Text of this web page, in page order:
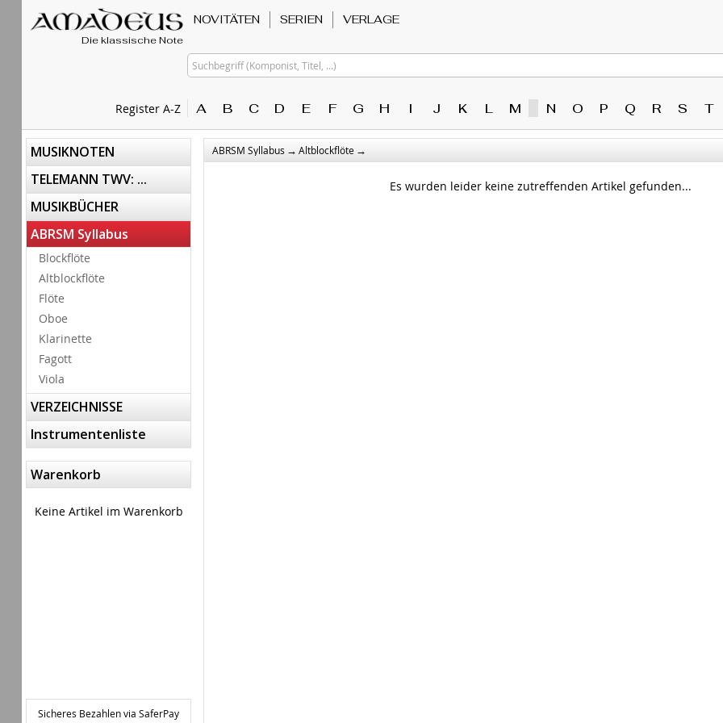
Die klassische Note
Register A-Z
NOVITÄTEN SERIEN VERLAGE
Suchbegriff (Komponist, Titel, ...)
A B C D E F G H I J K L M N O P Q R S T
MUSIKNOTEN
TELEMANN TWV: ...
MUSIKBÜCHER
ABRSM Syllabus
Blockflöte
Altblockflöte
Flöte
Oboe
Klarinette
Fagott
Viola
VERZEICHNISSE
Instrumentenliste
Warenkorb
Keine Artikel im Warenkorb
Sicheres Bezahlen via SaferPay
ABRSM Syllabus → Altblockflöte →
Es wurden leider keine zutreffenden Artikel gefunden...